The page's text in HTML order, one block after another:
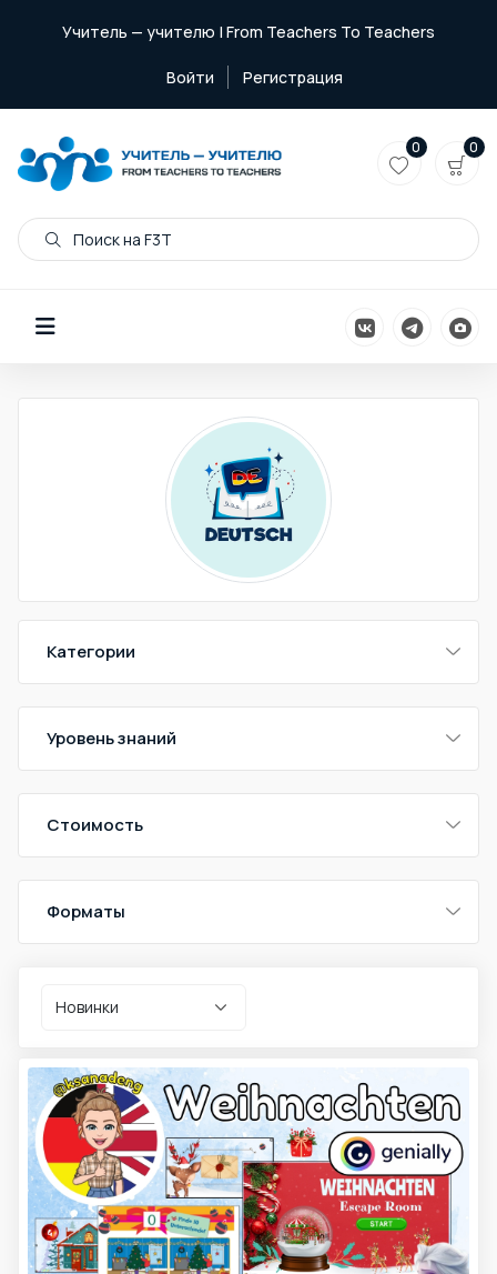
Учитель — учителю | From Teachers To Teachers
Войти Регистрация
Поиск на F3T
0 0
Категории
Уровень знаний
Стоимость
Форматы